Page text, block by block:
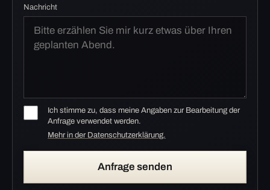
Nachricht
Ich stimme zu, dass meine Angaben zur Bearbeitung der
Anfrage verwendet werden.
Mehr in der Datenschutzerklärung.
Anfrage senden